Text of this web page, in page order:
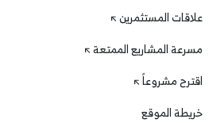
علاقات المستثمرين
مسرعة المشاريع الممتعة
اقترح مشروعاً
خريطة الموقع